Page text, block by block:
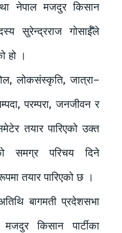
नेपाल मजदुर किसान
सुरेन्द्रराज गोसाईँले
हो ।
लोकसंस्कृति, जात्रा–
परम्परा, जनजीवन र
तयार पारिएको उक्त
समग्र परिचय दिने
तयार पारिएको छ ।
बागमती प्रदेशसभा
किसान पार्टीका